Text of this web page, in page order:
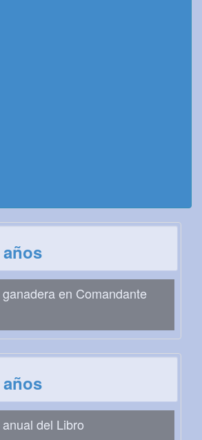
en Comandante
del Libro